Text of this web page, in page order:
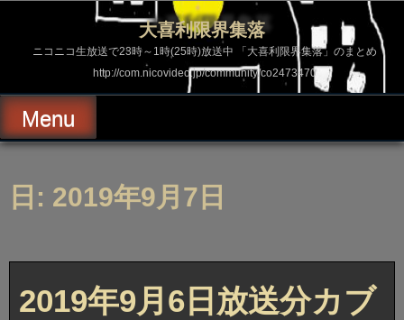
ス
ッ
プ
大喜利限界集落
ニコニコ生放送で23時～1時(25時)放送中 「大喜利限界集落」のまとめ
http://com.nicovideo.jp/community/co2473470
Menu
日: 2019年9月7日
2019年9月6日放送分カブ